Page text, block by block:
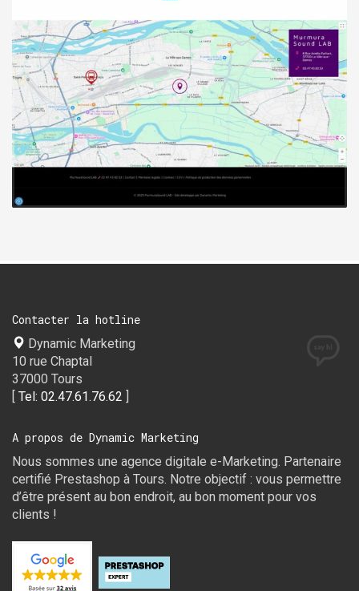
Contacter la hotline
Dynamic Marketing
10 rue Chaptal
37000 Tours
Tel: 02.47.61.76.62
A propos de Dynamic Marketing
Nous sommes une agence digitale e-Marketing. Partenaire
certifié Prestashop à Tours. Notre objectif : vous permettre
d’être présent au bon endroit, au bon moment pour vos
clients !